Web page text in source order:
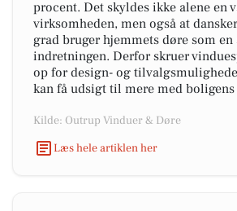
procent. Det skyldes ikke alene en
virksomheden, men også at
grad bruger hjemmets døre som
indretningen. Derfor skruer
op for design- og
kan få udsigt til mere med boligens
Kilde: Outrup Vinduer & Døre
Læs hele artiklen her